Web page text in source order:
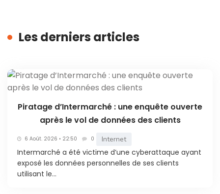
Les derniers articles
Piratage d’Intermarché : une enquête ouverte
après le vol de données des clients
6 Août. 2026 • 22:50 0 Internet
Intermarché a été victime d’une cyberattaque ayant
exposé les données personnelles de ses clients
utilisant le...